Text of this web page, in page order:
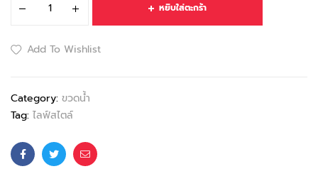
หยิบใส่ตะกร้า
Add To Wishlist
Category: ขวดน้ำ
Tag: ไลฟ์สไตล์
FacebookTwitterEmail